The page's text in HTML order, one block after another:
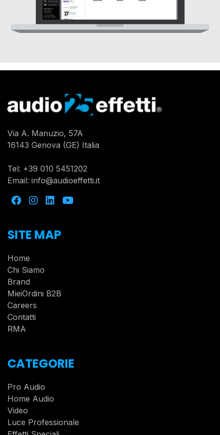
Via A. Manuzio, 57A
16143 Genova (GE) Italia
Tel: +39 010 5451202
Email: info@audioeffetti.it
SITE MAP
Home
Chi Siamo
Brand
MieiOrdini B2B
Careers
Contatti
RMA
CATEGORIE
Pro Audio
Home Audio
Video
Luce Professionale